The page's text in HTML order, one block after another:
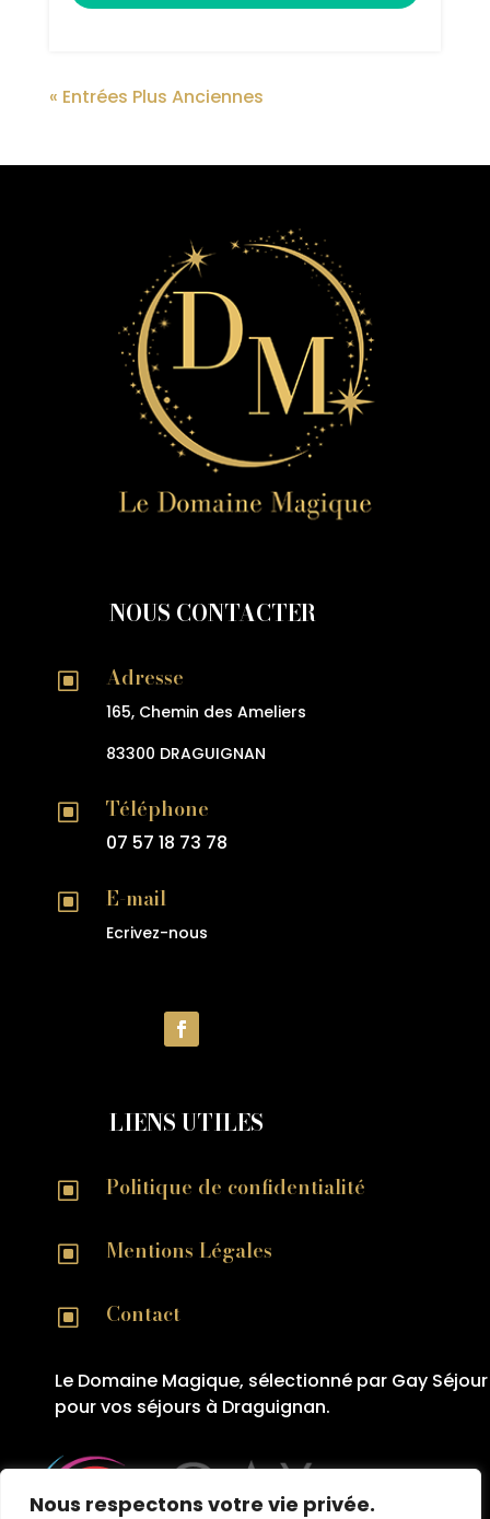
Nous respectons votre vie privée.
« Entrées Plus Anciennes
NOUS CONTACTER
W Adresse
165, Chemin des Ameliers
83300 DRAGUIGNAN
W Téléphone
07 57 18 73 78
W E-mail
Ecrivez-nous
LIENS UTILES
W Politique de confidentialité
W Mentions Légales
W Contact
Le Domaine Magique, sélectionné par Gay Séjour
pour vos séjours à Draguignan.